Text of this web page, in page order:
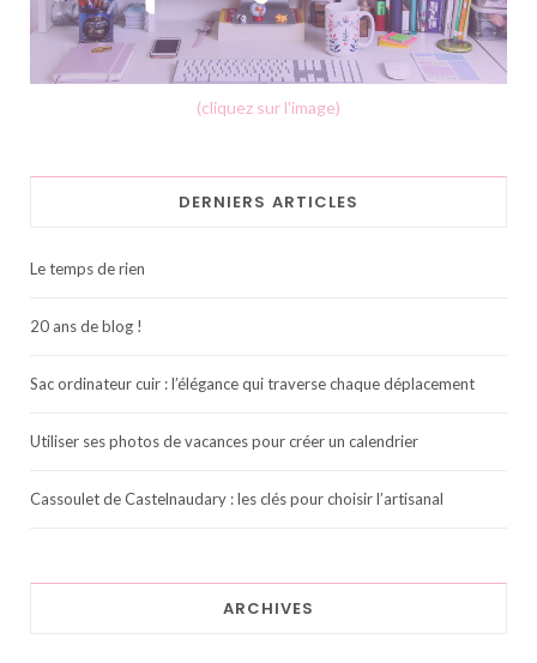
(cliquez sur l'image)
DERNIERS ARTICLES
Le temps de rien
20 ans de blog !
Sac ordinateur cuir : l’élégance qui traverse chaque déplacement
Utiliser ses photos de vacances pour créer un calendrier
Cassoulet de Castelnaudary : les clés pour choisir l’artisanal
ARCHIVES